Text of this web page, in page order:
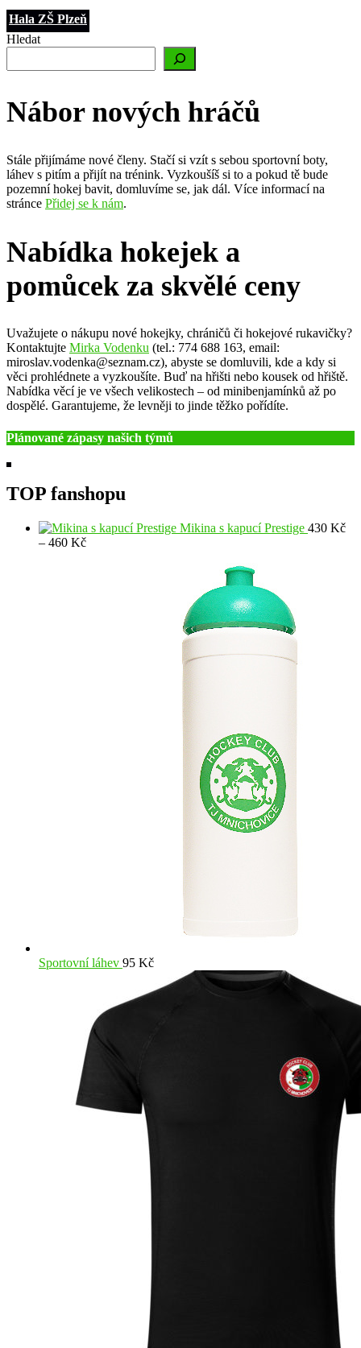
Hala ZŠ Plzeň
Hledat
Nábor nových hráčů
Stále přijímáme nové členy. Stačí si vzít s sebou sportovní boty,
láhev s pitím a přijít na trénink. Vyzkoušíš si to a pokud tě bude
pozemní hokej bavit, domluvíme se, jak dál. Více informací na
stránce Přidej se k nám.
Nabídka hokejek a
pomůcek za skvělé ceny
Uvažujete o nákupu nové hokejky, chráničů či hokejové rukavičky?
Kontaktujte Mirka Vodenku (tel.: 774 688 163, email:
miroslav.vodenka@seznam.cz), abyste se domluvili, kde a kdy si
věci prohlédnete a vyzkoušíte. Buď na hřišti nebo kousek od hřiště.
Nabídka věcí je ve všech velikostech – od minibenjamínků až po
dospělé. Garantujeme, že levněji to jinde těžko pořídíte.
Plánované zápasy našich týmů
TOP fanshopu
Mikina s kapucí Prestige 430 Kč
– 460 KčRozpětí
Sportovní láhev 95 Kč